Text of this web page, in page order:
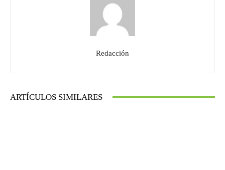
Redacción
ARTÍCULOS SIMILARES